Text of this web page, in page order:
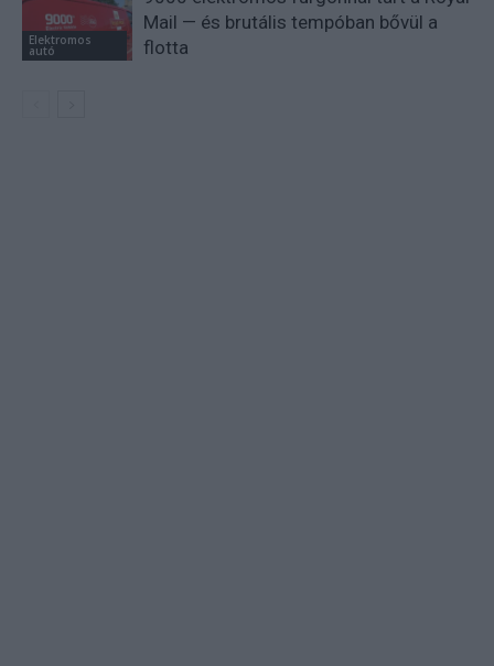
Elektromos
autó
Mail — és brutális tempóban bővül a
flotta